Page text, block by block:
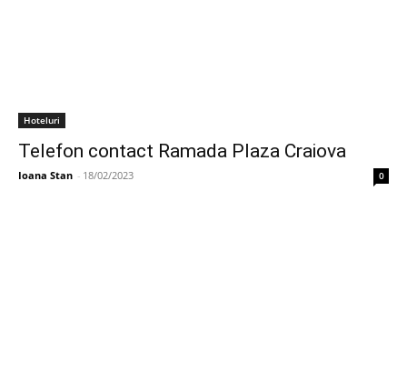
Hoteluri
Telefon contact Ramada Plaza Craiova
Ioana Stan - 18/02/2023 0